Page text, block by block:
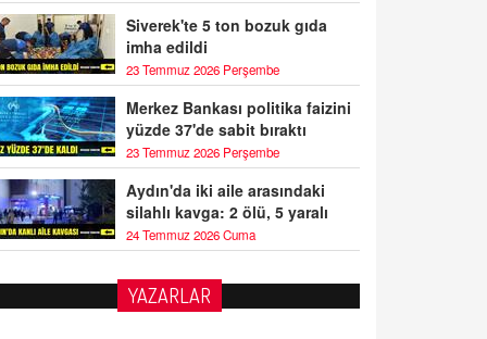
Siverek'te 5 ton bozuk gıda
imha edildi
23 Temmuz 2026 Perşembe
Merkez Bankası politika faizini
yüzde 37'de sabit bıraktı
23 Temmuz 2026 Perşembe
Aydın'da iki aile arasındaki
silahlı kavga: 2 ölü, 5 yaralı
24 Temmuz 2026 Cuma
YAZARLAR